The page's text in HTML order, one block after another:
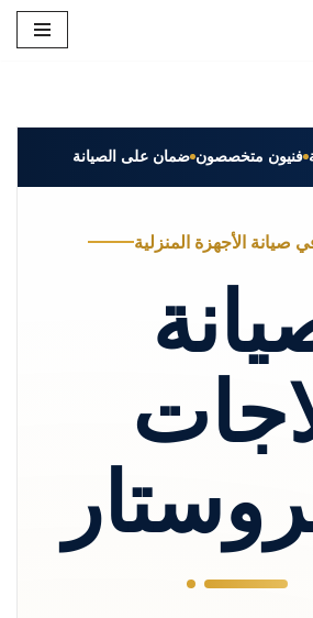
فنيون متخصصون ضمان على الصيانة
صيانة الأجهزة المنزلية